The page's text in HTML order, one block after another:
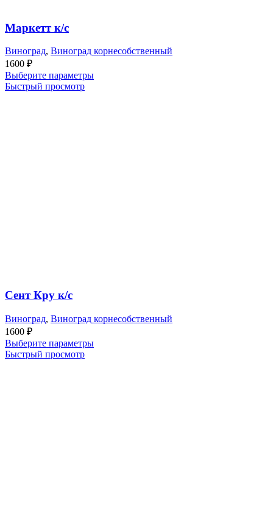
Маркетт к/с
Виноград, Виноград корнесобственный
1600 ₽
Выберите параметры
Быстрый просмотр
Сент Кру к/с
Виноград, Виноград корнесобственный
1600 ₽
Выберите параметры
Быстрый просмотр